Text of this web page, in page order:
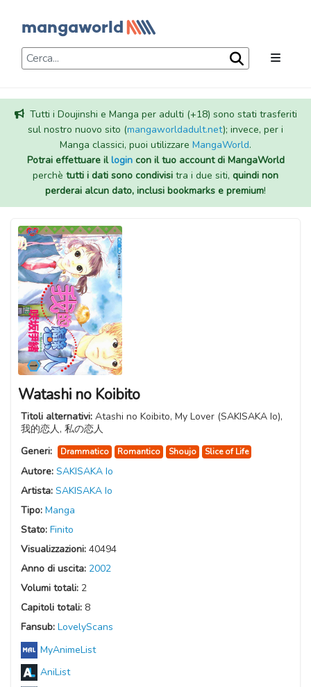
Tutti i Doujinshi e Manga per adulti (+18) sono stati trasferiti
sul nostro nuovo sito (mangaworldadult.net); invece, per i
Manga classici, puoi utilizzare MangaWorld.
Potrai effettuare illogincon il tuo account di MangaWorld
perchè tutti i dati sono condivisi tra i due siti, quindi non
perderai alcun dato, inclusi bookmarks e premium!
Watashi no Koibito
Titoli alternativi: Atashi no Koibito, My Lover (SAKISAKA Io),
我的恋人, 私の恋人
Generi:
Drammatico Romantico Shoujo Slice of Life
Autore: SAKISAKA Io
Artista: SAKISAKA Io
Tipo: Manga
Stato: Finito
Visualizzazioni: 40494
Anno di uscita: 2002
Volumi totali: 2
Capitoli totali: 8
Fansub: LovelyScans
MyAnimeList
AniList